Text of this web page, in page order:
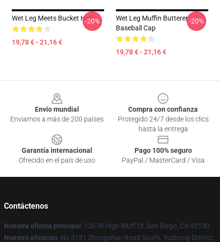
Wet Leg Meets Bucket Hat
19,78 € - 21,16 €
-20%
Wet Leg Muffin Butterer
Baseball Cap
19,78 € - 21,16 €
-20%
Envío mundial
Enviamos a más de 200 países
Compra con confianza
Protegido 24/7 desde los clics
hasta la entrega
Garantía internacional
Ofrecido en el país de uso
Pago 100% seguro
PayPal / MasterCard / Visa
Contáctenos
Nuestra oficina principal : 12670 High Bluff Dr, San Diego, CA 92130
Nuestro almacén: No 3131 Zhongshan Road South, Yuzhong District,